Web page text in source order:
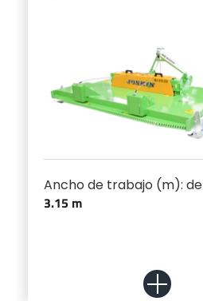
Ancho de trabajo (m): de
3.15 m